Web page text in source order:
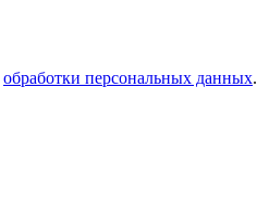
обработки персональных данных.